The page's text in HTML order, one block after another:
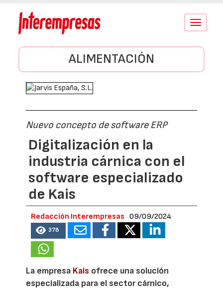
Conmutar
ALIMENTACIÓN
Nuevo concepto de software ERP
Digitalización en la
industria cárnica con el
software especializado
de Kais
Redacción Interempresas 09/09/2024
378
La empresa Kais ofrece una solución
especializada para el sector cárnico,